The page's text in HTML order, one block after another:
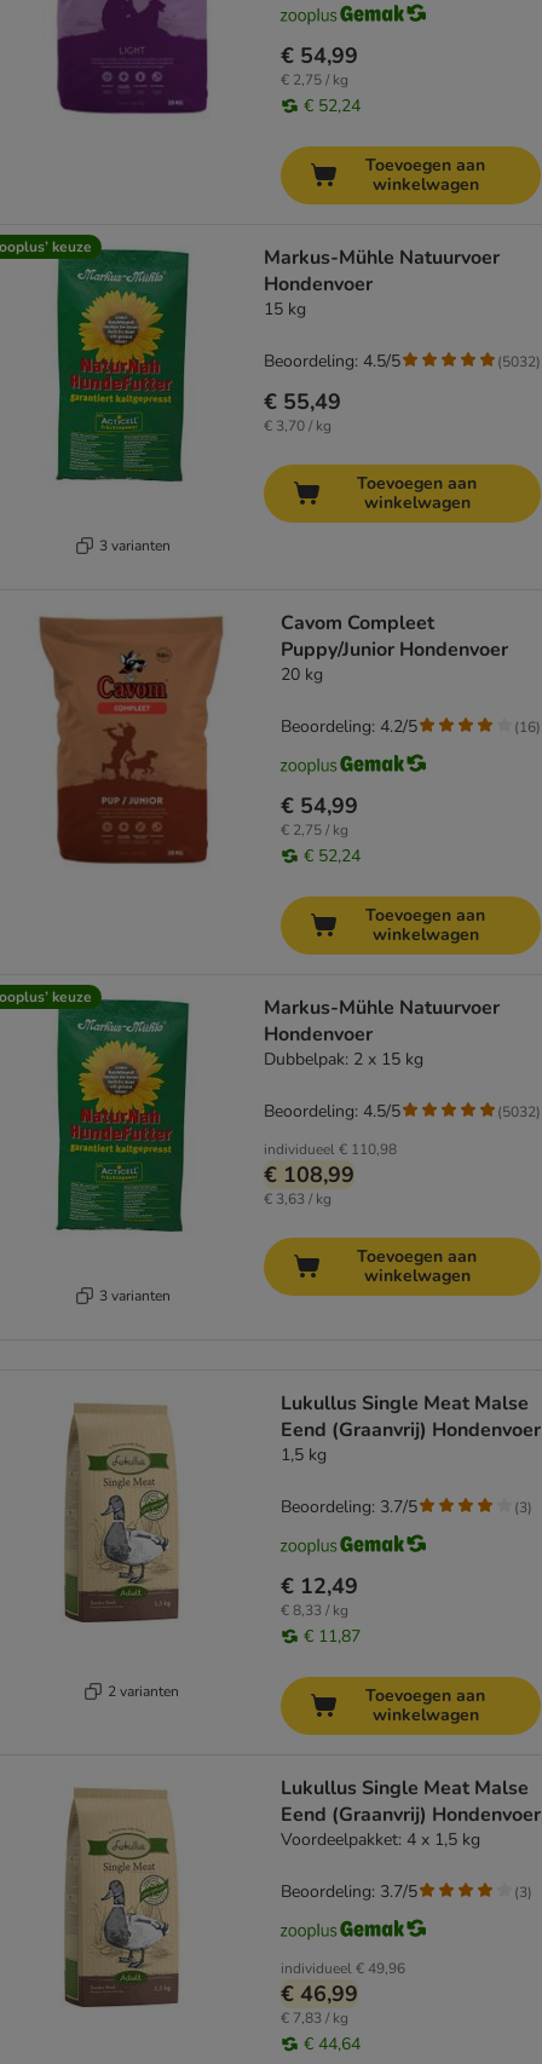
€ 54,99
€ 2,75 / kg
€ 52,24
Toevoegen aan
winkelwagen
keuze
3 varianten
Markus-Mühle Natuurvoer
Hondenvoer
15 kg
€ 55,49
€ 3,70 / kg
Beoordeling: 4.5/5 (5032)
Toevoegen aan
winkelwagen
Cavom Compleet
Puppy/Junior Hondenvoer
20 kg
€ 54,99
€ 2,75 / kg
€ 52,24
Beoordeling: 4.2/5 (16)
Toevoegen aan
winkelwagen
keuze
3 varianten
Markus-Mühle Natuurvoer
Hondenvoer
Dubbelpak: 2 x 15 kg
individueel€ 110,98
€ 108,99
€ 3,63 / kg
Beoordeling: 4.5/5 (5032)
Toevoegen aan
winkelwagen
2 varianten
Lukullus Single Meat Malse
Eend (Graanvrij) Hondenvoer
1,5 kg
€ 12,49
€ 8,33 / kg
€ 11,87
Beoordeling: 3.7/5 (3)
Toevoegen aan
winkelwagen
Lukullus Single Meat Malse
Eend (Graanvrij) Hondenvoer
Voordeelpakket: 4 x 1,5 kg
individueel€ 49,96
€ 46,99
€ 7,83 / kg
€ 44,64
Beoordeling: 3.7/5 (3)